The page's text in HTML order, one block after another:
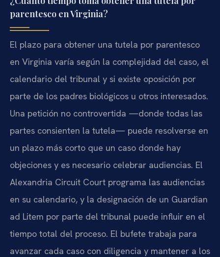
parentesco en Virginia?
El plazo para obtener una tutela por parentesco
en Virginia varía según la complejidad del caso, el
calendario del tribunal y si existe oposición por
parte de los padres biológicos u otros interesados.
Una petición no controvertida —donde todas las
partes consienten la tutela— puede resolverse en
un plazo más corto que un caso donde hay
objeciones y es necesario celebrar audiencias. El
Alexandria Circuit Court programa las audiencias
en su calendario, y la designación de un Guardian
ad Litem por parte del tribunal puede influir en el
tiempo total del proceso. El bufete trabaja para
avanzar cada caso con diligencia y mantener a los